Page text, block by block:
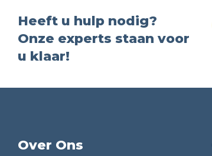
Heeft u hulp nodig?
Onze experts staan voor
u klaar!
Over Ons